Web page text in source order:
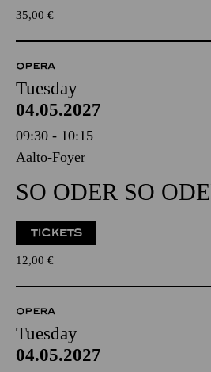
35,00 €
OPERA
Tuesday
04.05.2027
09:30 - 10:15
Aalto-Foyer
SO ODER SO
TICKETS
12,00 €
OPERA
Tuesday
04.05.2027